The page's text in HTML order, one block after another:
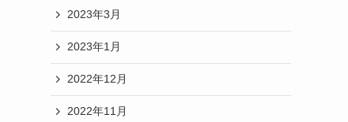
2023年3月
2023年1月
2022年12月
2022年11月